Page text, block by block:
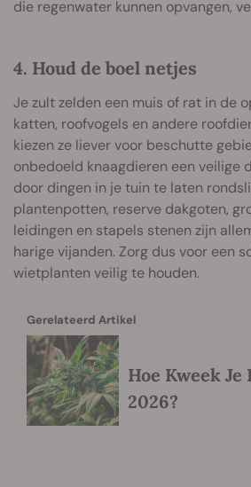
die regenwater kunnen opvangen,
4. Houd de boel netjes
Je zult zelden een muis of rat in de
katten, roofvogels en andere
kiezen ze liever voor beschutte
onbedoeld knaagdieren een veilige
door dingen in je tuin te laten
plantenpotten, reserve dakgoten,
leidingen en stapels stenen zijn
harige vijanden. Zorg dus voor een
wietplanten veilig te houden.
Gerelateerd Artikel
Hoe Kweek
2026?